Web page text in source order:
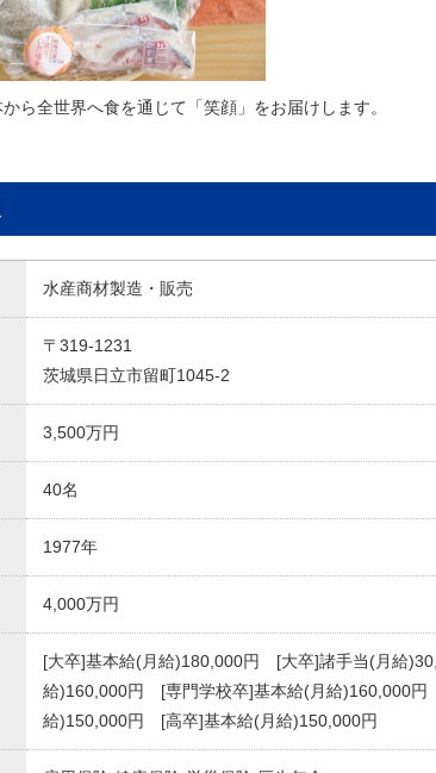
ら全世界へ食を通じて「笑顔」をお届けします。
水産商材製造・販売
〒319-1231
茨城県日立市留町1045-2
3,500万円
40名
1977年
4,000万円
[大卒]基本給(月給)180,000円 [大卒]諸手当(月給
給)160,000円 [専門学校卒]基本給(月給)160,000円
給)150,000円 [高卒]基本給(月給)150,000円